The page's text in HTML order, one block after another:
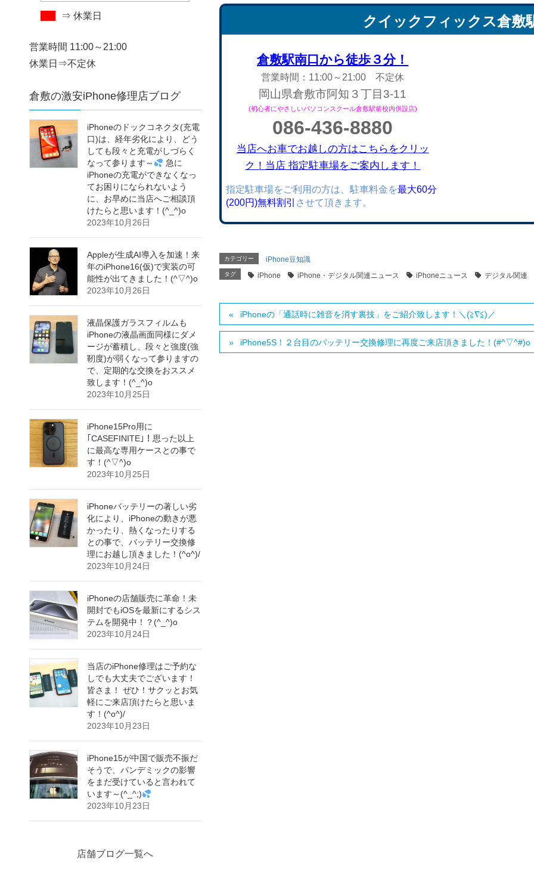
クイックフィックス倉敷
倉敷駅南口から徒歩３分！
営業時間：11:00～21:00 不定休
岡山県倉敷市阿知３丁目3-11
(初心者にやさしいパソコンスクール倉敷駅前校内併設店)
086-436-8880
当店へお車でお越しの方はこちらをクリッ
ク！当店 指定駐車場をご案内します！
指定駐車場をご利用の方は、駐車料金を最大60分
(200円)無料割引 させて頂きます。
カテゴリー iPhone豆知識
タグ iPhone iPhone・デジタル関連ニュース iPhoneニュース デジタル関連
iPhoneの「通話時に雑音を消す裏技」をご紹介致します！＼(≧∇≦)／
iPhone5S！２台目のバッテリー交換修理に再度ご来店頂きました！(#^▽^#)o
⇒ 休業日
営業時間 11:00～21:00
休業日⇒不定休
倉敷の激安iPhone修理店ブログ
iPhoneのドックコネクタ(充電
口)は、経年劣化により、どう
しても段々と充電がしづらく
なって参ります～
急に
iPhoneの充電ができなくなっ
てお困りになられないよう
に、お早めに当店へご相談頂
けたらと思います！(^_^)o
2023年10月26日
Appleが生成AI導入を加速！来
年のiPhone16(仮)で実装の可
能性が出てきました！(^▽^)o
2023年10月26日
液晶保護ガラスフィルムも
iPhoneの液晶画面同様にダメ
ージが蓄積し、段々と強度(強
靭度)が弱くなって参りますの
で、定期的な交換をおススメ
致します！(^_^)o
2023年10月25日
iPhone15Pro用に
｢CASEFINITE｣！思った以上
に最高な専用ケースとの事で
す！(^▽^)o
2023年10月25日
iPhoneバッテリーの著しい劣
化により、iPhoneの動きが悪
かったり、熱くなったりする
との事で、バッテリー交換修
理にお越し頂きました！(^o^)/
2023年10月24日
iPhoneの店舗販売に革命！未
開封でもiOSを最新にするシス
テムを開発中！？(^_^)o
2023年10月24日
当店のiPhone修理はご予約な
しでも大丈夫でございます！
皆さま！ ぜひ！サクッとお気
軽にご来店頂けたらと思いま
す！(^o^)/
2023年10月23日
iPhone15が中国で販売不振だ
そうで、パンデミックの影響
をまだ受けていると言われて
います～(^_^;)
2023年10月23日
店舗ブログ一覧へ